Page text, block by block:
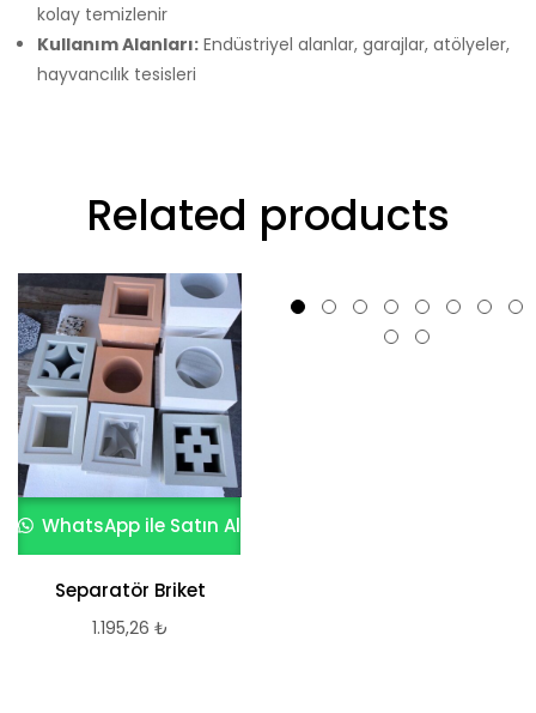
kolay temizlenir
Kullanım Alanları: Endüstriyel alanlar, garajlar, atölyeler,
hayvancılık tesisleri
Related products
WhatsApp ile Satın Al
Separatör Briket
1.195,26 ₺